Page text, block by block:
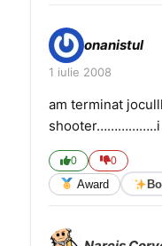
onanistul
1 iulie 2008
am terminat
shooter……………..i
0 0
Award